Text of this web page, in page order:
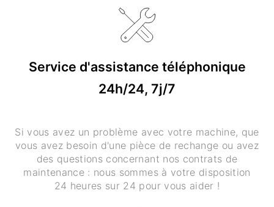
Service d'assistance téléphonique
24h/24, 7j/7
Si vous avez un problème avec votre machine, que
vous avez besoin d'une pièce de rechange ou avez
des questions concernant nos contrats de
maintenance : nous sommes à votre disposition
24 heures sur 24 pour vous aider !